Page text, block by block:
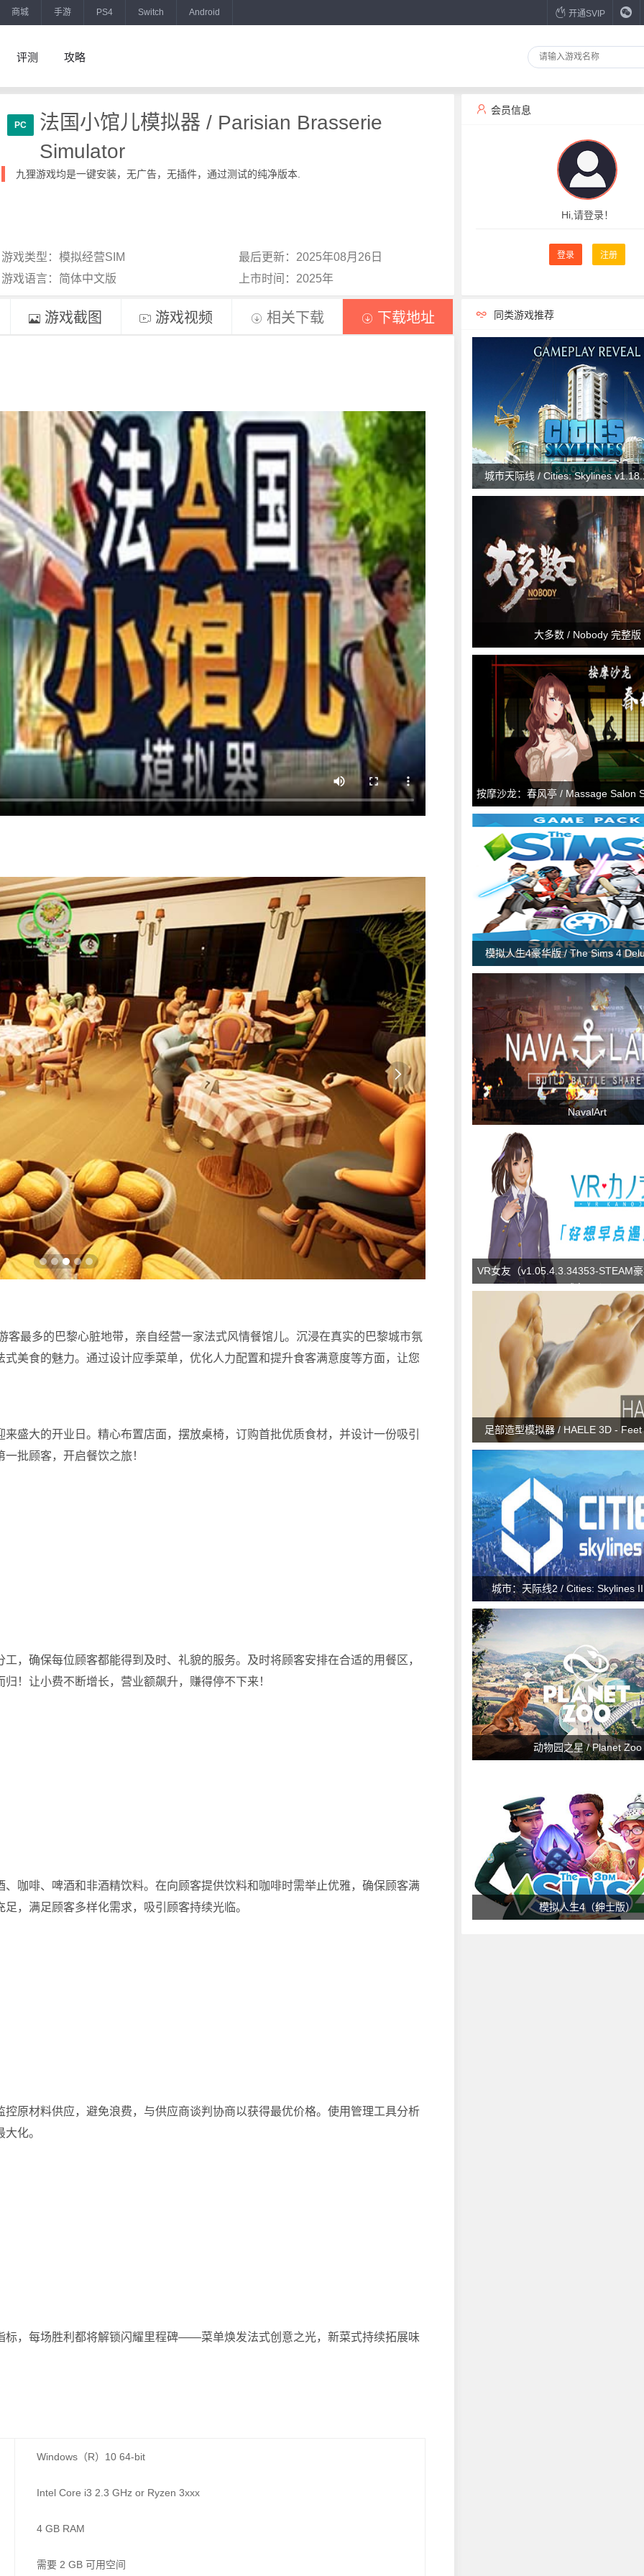
商城 手游 PS4 Switch Android 开通SVIP
评测 攻略
PC
法国小馆儿模拟器 / Parisian Brasserie
Simulator
九狸游戏均是一键安装，无广告，无插件，通过测试的纯净版本.
游戏类型：模拟经营SIM
最后更新：2025年08月26日
游戏语言：简体中文版
上市时间：2025年
会员信息
Hi,请登录！
登录 注册
游戏截图 游戏视频 相关下载 下载地址

客最多的巴黎心脏地带，亲自经营一家法式风情餐馆儿。沉浸在真实的巴黎城市氛
美食的魅力。通过设计应季菜单，优化人力配置和提升食客满意度等方面，让您
盛大的开业日。精心布置店面，摆放桌椅，订购首批优质食材，并设计一份吸引
批顾客，开启餐饮之旅！
，确保每位顾客都能得到及时、礼貌的服务。及时将顾客安排在合适的用餐区，
！让小费不断增长，营业额飙升，赚得停不下来！
咖啡、啤酒和非酒精饮料。在向顾客提供饮料和咖啡时需举止优雅，确保顾客满
，满足顾客多样化需求，吸引顾客持续光临。
原材料供应，避免浪费，与供应商谈判协商以获得最优价格。使用管理工具分析
化。
标，每场胜利都将解锁闪耀里程碑——菜单焕发法式创意之光，新菜式持续拓展味
Windows（R）10 64-bit
Intel Core i3 2.3 GHz or Ryzen 3xxx
4 GB RAM
需要 2 GB 可用空间
同类游戏推荐
城市天际线 / Cities: Skylines
大多数 / Nobody 完整版
按摩沙龙：春风亭 / Massage Salon
Breeze v1.01
模拟人生4豪华版 / The Sims 4
NavalArt
VR女友（v1.05.4.3.34353-STEAM
足部造型模拟器 / HAELE 3D -
城市：天际线2 / Cities: Skylines
动物园之星 / Planet Zoo
模拟人生4（绅士版）